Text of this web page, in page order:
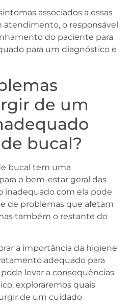
associados a essas
o responsável
do paciente para
para um diagnóstico e
de um
bucal?
bucal tem uma
o bem-estar geral das
inadequado com ela pode
de problemas que afetam
também o restante do
a importância da higiene
adequado para
levar a consequências
exploraremos quais
de um cuidado